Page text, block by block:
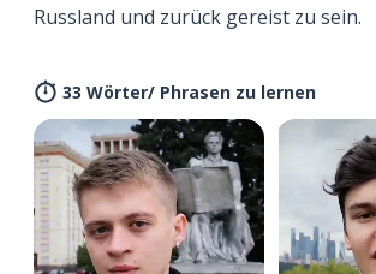
Russland und zurück gereist zu sein.
33 Wörter/ Phrasen zu lernen